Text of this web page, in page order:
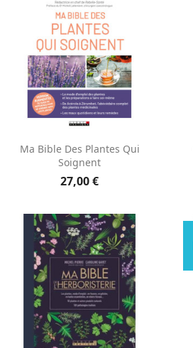
Ma Bible Des Plantes Qui
Soignent
27,00 €